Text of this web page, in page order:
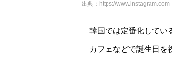
出典： https://www.instagram.com
韓国では定番化してい
カフェなどで誕生日を